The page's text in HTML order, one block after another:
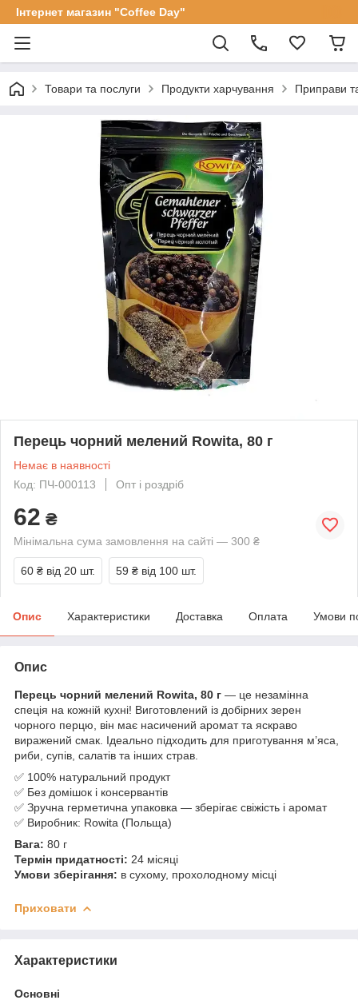
Інтернет магазин "Coffee Day"
Товари та послуги Продукти харчування Приправи
Перець чорний мелений Rowita, 80 г
Немає в наявності
Код: ПЧ-000113
Опт і роздріб
62 ₴
Мінімальна сума замовлення на сайті — 300 ₴
60 ₴ від 20 шт. 59 ₴ від 100 шт.
Опис Характеристики Доставка Оплата Умови
Опис
Перець чорний мелений Rowita, 80 г — це незамінна
спеція на кожній кухні! Виготовлений із добірних зерен
чорного перцю, він має насичений аромат та яскраво
виражений смак. Ідеально підходить для приготування м’яса,
риби, супів, салатів та інших страв.
✅ 100% натуральний продукт
✅ Без домішок і консервантів
✅ Зручна герметична упаковка — зберігає свіжість і аромат
✅ Виробник: Rowita (Польща)
Вага: 80 г
Термін придатності: 24 місяці
Умови зберігання: в сухому, прохолодному місці
Приховати
Характеристики
Основні